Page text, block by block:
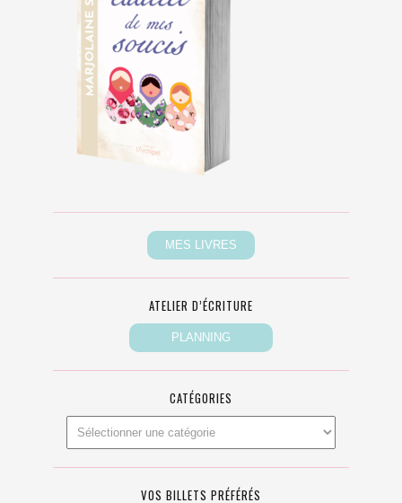
ATELIER D’ÉCRITURE
CATÉGORIES
VOS BILLETS PRÉFÉRÉS